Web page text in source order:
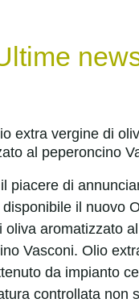
extra vergine di
al peperoncino
piacere di
il nuovo
oliva aromatizzato al
Vasconi. Olio
da impianto
controllata non